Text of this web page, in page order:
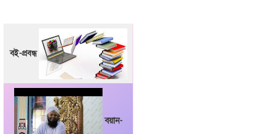
বই-প্রবন্ধ
বয়ান-